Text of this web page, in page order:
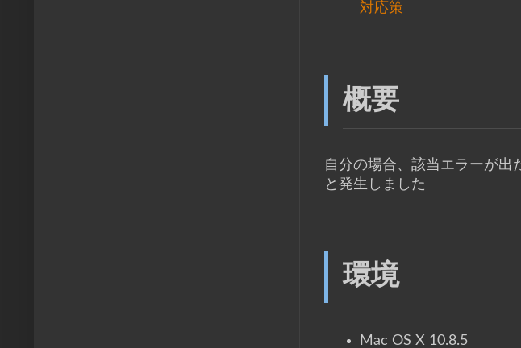
対応策
概要
自分の場合、該当エラーが出
と発生しました
環境
Mac OS X 10.8.5